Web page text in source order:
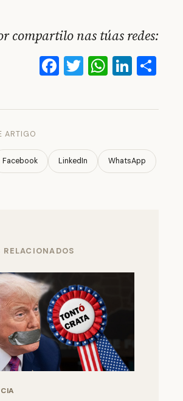
compartilo nas túas redes:
Facebook
Twitter
ARTIGO
Facebook LinkedIn WhatsApp